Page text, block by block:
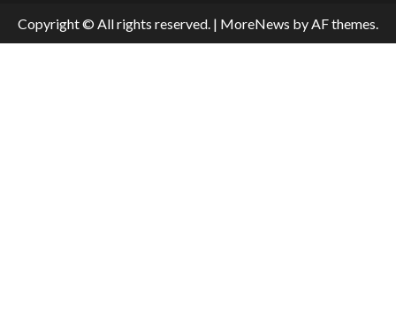
Copyright © All rights reserved. | MoreNews by AF themes.